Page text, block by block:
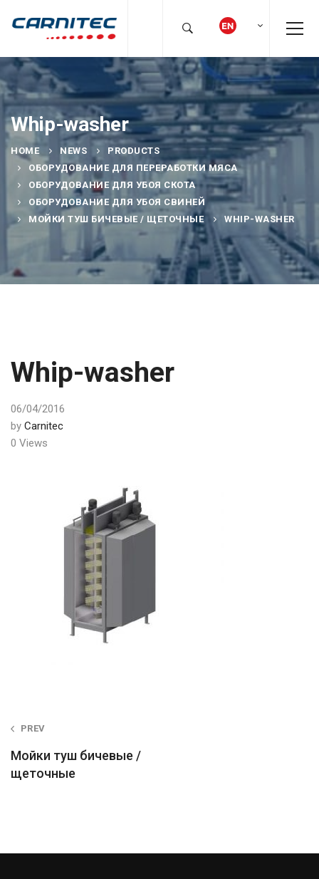
Whip-washer
HOME NEWS
PRODUCTS
ОБОРУДОВАНИЕ ДЛЯ ПЕРЕРАБОТКИ МЯСА
ОБОРУДОВАНИЕ ДЛЯ УБОЯ СКОТА
ОБОРУДОВАНИЕ ДЛЯ УБОЯ СВИНЕЙ
МОЙКИ ТУШ БИЧЕВЫЕ / ЩЕТОЧНЫЕ
WHIP-WASHER
Whip-washer
06/04/2016
by Carnitec
0 Views
Post
navigation
PREV
Мойки туш бичевые /
щеточные